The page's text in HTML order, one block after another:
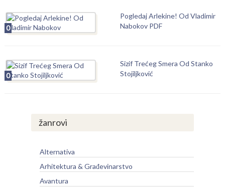
0
Pogledaj Arlekine! Od Vladimir
Nabokov PDF
0
Sizif Trećeg Smera Od Stanko
Stojiljković
žanrovi
Alternativa
Arhitektura & Građevinarstvo
Avantura